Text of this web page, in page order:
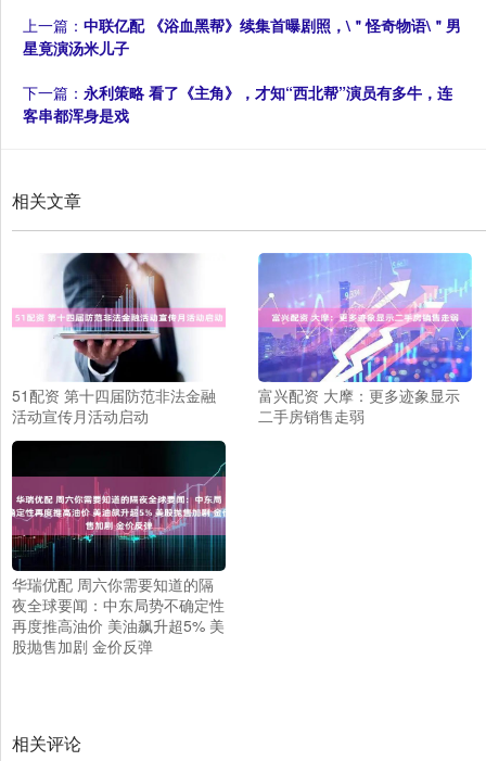
上一篇： 中联亿配 《浴血黑帮》续集首曝剧照，\＂怪奇物语\＂男
星竟演汤米儿子
下一篇： 永利策略 看了《主角》，才知“西北帮”演员有多牛，连
客串都浑身是戏
相关文章
51配资 第十四届防范非法金融
活动宣传月活动启动
富兴配资 大摩：更多迹象显示
二手房销售走弱
华瑞优配 周六你需要知道的隔
夜全球要闻：中东局势不确定性
再度推高油价 美油飙升超5% 美
股抛售加剧 金价反弹
相关评论